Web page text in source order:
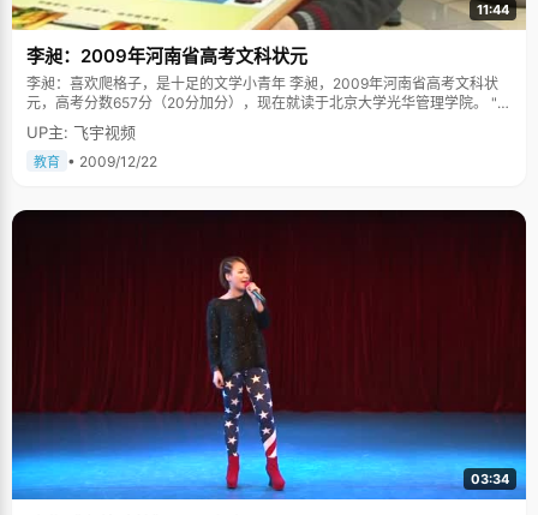
11:44
李昶：2009年河南省高考文科状元
李昶：喜欢爬格子，是十足的文学小青年 李昶，2009年河南省高考文科状
元，高考分数657分（20分加分），现在就读于北京大学光华管理学院。 "高
考并不代表什么，就算高考没有考好也不代表以后在社会里不能立足，不会
找不到饭吃"，李昶平实而直白的回答，颇有些韩寒的做派，和鲁迅过于深刻
的感慨。状元的光环似乎从来就没有在这个一米八，挺拔帅气，运动服拉链
静，不喜欢往外跑，用现在的话说，就是一个十足的宅男"，李昶嘿嘿笑了起
来，"最喜欢做的事情就是呆在家里听广播，听故事"。认识一些简单的汉字
以后，李昶疯狂的喜欢上了看报纸，开始给爸爸妈妈念报纸，虽然有很多字
得特别清楚，小时候有一次跟着爸爸妈妈去书店，拿到《上下五千年》和
《伊索寓言》，看完之后非常感兴趣就买了回来，自此开始了漫长的读书路
程"，李昶说，"我对书有特别强的购买欲，喜欢的书就会买，爸爸妈妈在这
上一目十行，但是别人两天才能看完的书，他往往一下午就看完了，而且还
能记住书里的内容。"这算是我的一个优势吧"，李昶抓了抓头，说自夸有些
不好意思，"我小时候记忆力很好，上学以前就能背出白居易的《琵琶行》，
小学看《水浒传》，里边108将的名字和绰号都能非常清楚的记下来。" 李昶
看书非常仔细，绝不囫囵吞枣，甚至会认真做笔记，记录自己的心得体会。
UP主: 飞宇视频
教育 • 2009/12/22
03:34